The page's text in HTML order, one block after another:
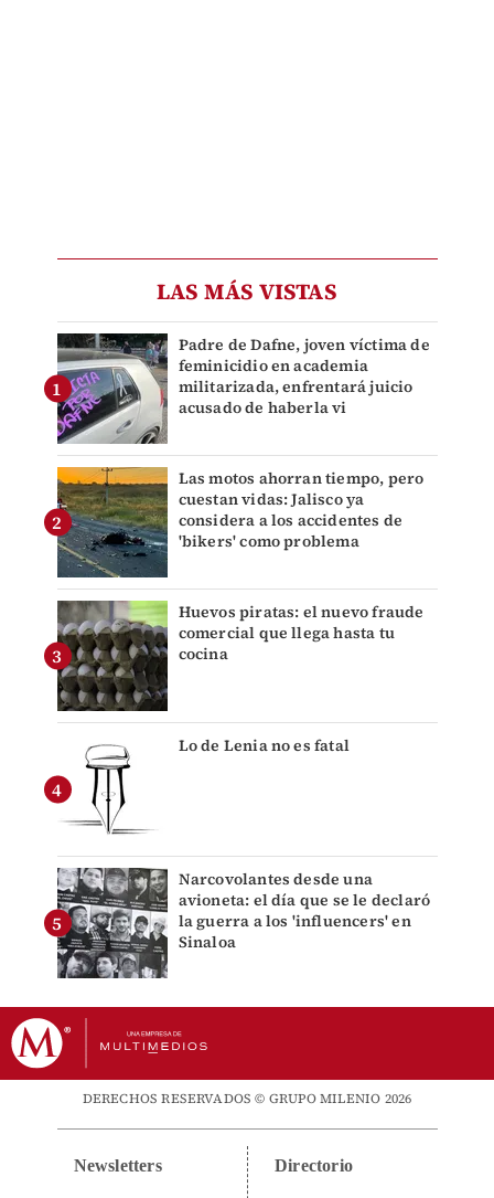
LAS MÁS VISTAS
Padre de Dafne, joven víctima de
feminicidio en academia
militarizada, enfrentará juicio
acusado de haberla vi
Las motos ahorran tiempo, pero
cuestan vidas: Jalisco ya
considera a los accidentes de
'bikers' como problema
Huevos piratas: el nuevo fraude
comercial que llega hasta tu
cocina
Lo de Lenia no es fatal
Narcovolantes desde una
avioneta: el día que se le declaró
la guerra a los 'influencers' en
Sinaloa
DERECHOS RESERVADOS © GRUPO MILENIO 2026
Newsletters Directorio